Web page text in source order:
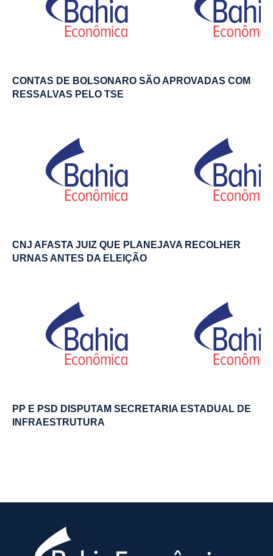
CONTAS DE BOLSONARO SÃO APROVADAS COM
RESSALVAS PELO TSE
CNJ AFASTA JUIZ QUE PLANEJAVA RECOLHER
URNAS ANTES DA ELEIÇÃO
PP E PSD DISPUTAM SECRETARIA ESTADUAL DE
INFRAESTRUTURA